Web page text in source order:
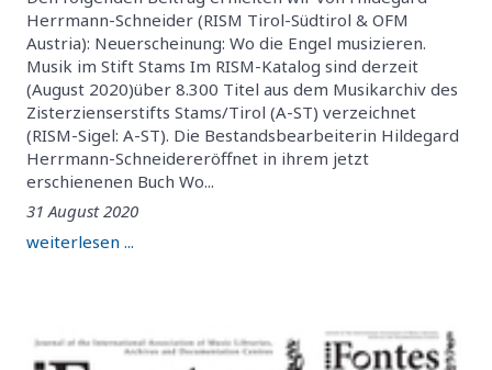
Herrmann-Schneider (RISM Tirol-Südtirol & OFM
Austria): Neuerscheinung: Wo die Engel musizieren.
Musik im Stift Stams Im RISM-Katalog sind derzeit
(August 2020)über 8.300 Titel aus dem Musikarchiv des
Zisterzienserstifts Stams/Tirol (A-ST) verzeichnet
(RISM-Sigel: A-ST). Die Bestandsbearbeiterin Hildegard
Herrmann-Schneidereröffnet in ihrem jetzt
erschienenen Buch Wo...
31 August 2020
weiterlesen ...